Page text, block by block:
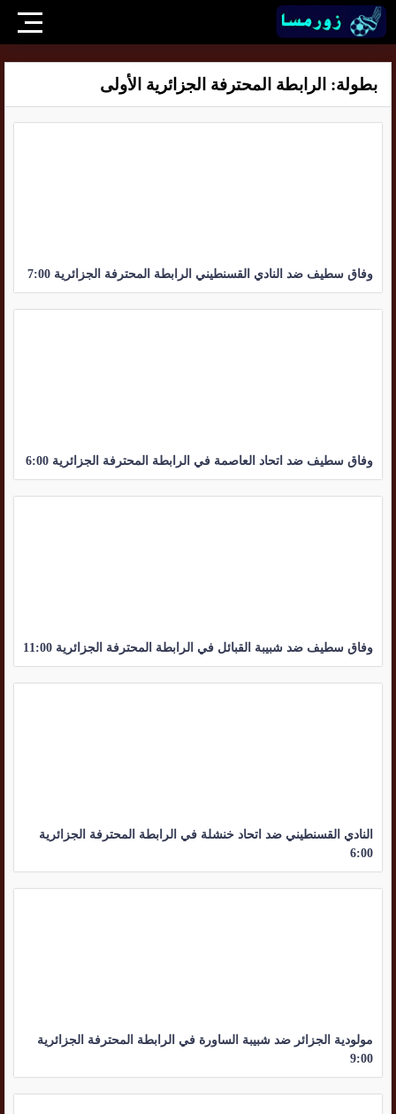
بطولة: الرابطة المحترفة الجزائرية الأولى
وفاق سطيف ضد النادي القسنطيني الرابطة المحترفة الجزائرية 7:00
وفاق سطيف ضد اتحاد العاصمة في الرابطة المحترفة الجزائرية 6:00
وفاق سطيف ضد شبيبة القبائل في الرابطة المحترفة الجزائرية 11:00
النادي القسنطيني ضد اتحاد خنشلة في الرابطة المحترفة الجزائرية
6:00
مولودية الجزائر ضد شبيبة الساورة في الرابطة المحترفة الجزائرية
9:00